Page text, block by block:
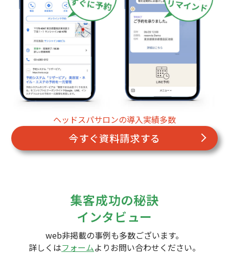
ヘッドスパサロンの導入実績多数
今すぐ資料請求する
集客成功の秘訣
インタビュー
web非掲載の事例も多数ございます。
詳しくはフォームよりお問い合わせください。